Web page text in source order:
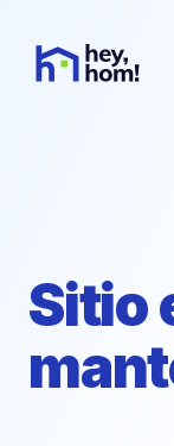
Sitio